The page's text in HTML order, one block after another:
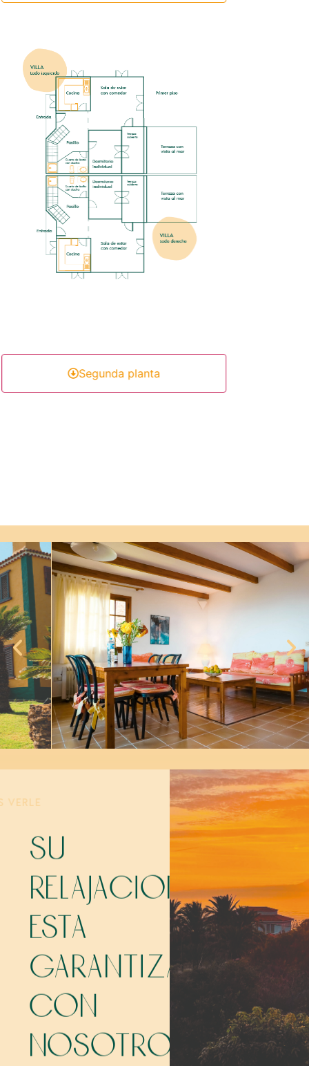
Segunda planta
ESPERAMOS VERLE
su
relajación
está
garantizada
con
nosotros.